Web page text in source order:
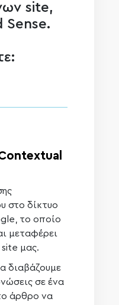
site,
στο δίκτυο
το οποίο
μεταφέρει
site μας.
διαβάζουμε
σε ένα
άρθρο να